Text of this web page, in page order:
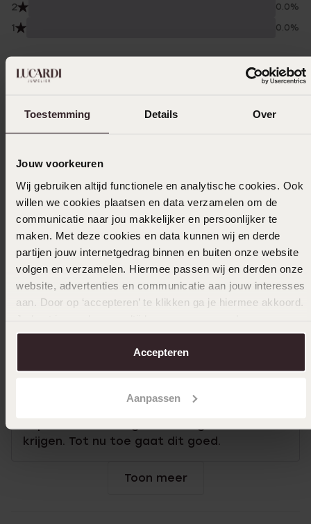
Toestemming Details Over
Jouw voorkeuren
Wij gebruiken altijd functionele en analytische cookies. Ook
willen we cookies plaatsen en data verzamelen om de
communicatie naar jou makkelijker en persoonlijker te
maken. Met deze cookies en data kunnen wij en derde
partijen jouw internetgedrag binnen en buiten onze website
volgen en verzamelen. Hiermee passen wij en derden onze
website, advertenties en communicatie aan jouw interesses
aan. Door op ‘accepteren’ te klikken ga je hiermee akkoord.
over in onscookiebeleid.
Accepteren
Aanpassen
2 0.0%
1 0.0%
Trusted shops
11-03-2026 - Stanka R.
Heel mooi
25-09-2025 - Didem U.
Erg blij met ons aankoop me dochter is er
blij mee en ze zitten erg comfortabel vooral
met kleine. Meisjes is dat een ideaal keuze
Mijn dochter heeft deze leuke oorbellen zelf
uitgezocht. Ze heeft ze nu een week, we
krijgen. Tot nu toe gaat dit goed.
Toon meer